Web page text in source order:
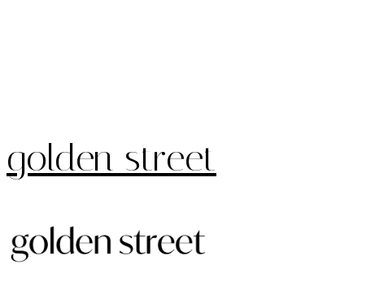
golden street